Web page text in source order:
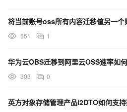
551 1
华为云OBS迁移到阿里云OSS速率如何
303 0